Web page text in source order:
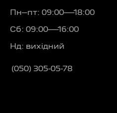
Пн–пт: 09:00—18:00
Сб: 09:00—16:00
Нд: вихідний
(050) 305-05-78